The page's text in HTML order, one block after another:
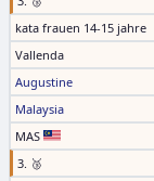
kata frauen 14-15 jahre
Vallenda
Augustine
Malaysia
MAS
3. 🥉